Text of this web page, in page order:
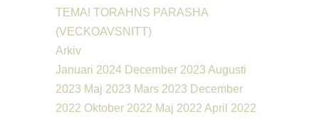
TEMA! TORAHNS PARASHA
(VECKOAVSNITT)
Arkiv
Januari 2024 December 2023 Augusti
2023 Maj 2023 Mars 2023 December
2022 Oktober 2022 Maj 2022 April 2022